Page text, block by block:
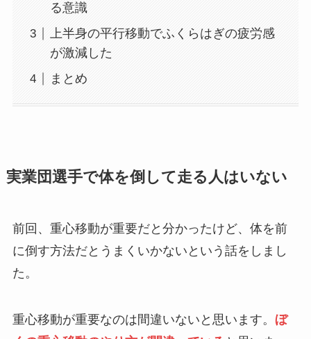
る意識
上半身の平行移動でふくらはぎの疲労感
が激減した
まとめ
実業団選手で体を倒して走る人はいない
前回、重心移動が重要だと分かったけど、体を前
に倒す方法だとうまくいかないという話をしまし
た。
重心移動が重要なのは間違いないと思います。 ぼ